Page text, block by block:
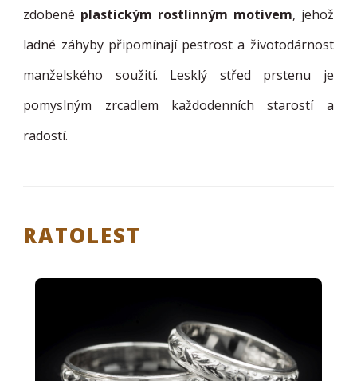
zdobené plastickým rostlinným motivem, jehož
ladné záhyby připomínají pestrost a životodárnost
manželského soužití. Lesklý střed prstenu je
pomyslným zrcadlem každodenních starostí a
radostí.
RATOLEST